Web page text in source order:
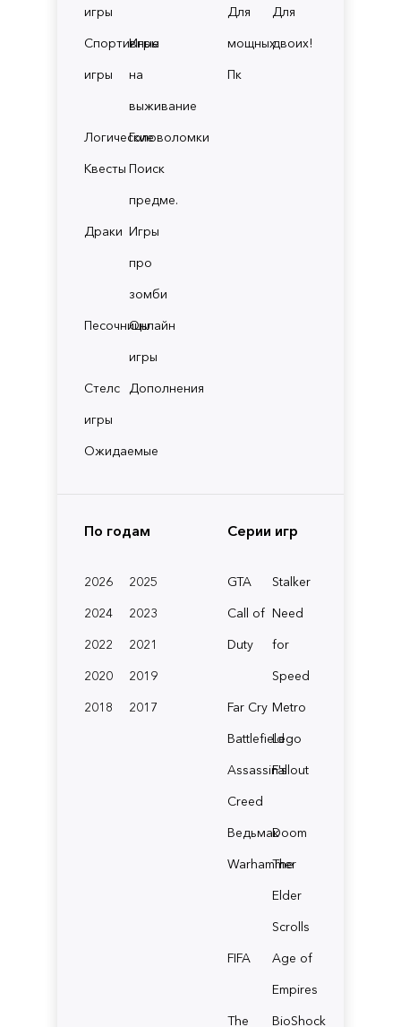
игры
Спортивные
игры
Игры
на
выживание
ЛогическиеГоловоломки
Квесты Поиск
предме.
Драки Игры
про
зомби
ПесочницыОнлайн
игры
Стелс
игры
Дополнения
Ожидаемые
Для
мощных
Пк
Для
двоих!
По годам
2026
2025
2024
2023
2022
2021
2020
2019
2018
2017
Серии игр
GTA
Stalker
Call of
Duty
Need
for
Speed
Far Cry Metro
BattlefieldLego
Assassin's
Creed
Fallout
ВедьмакDoom
Warhammer
The
Elder
Scrolls
FIFA
Age of
Empires
The
BioShock